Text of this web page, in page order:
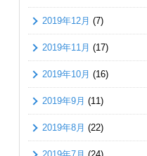
2019年12月 (7)
2019年11月 (17)
2019年10月 (16)
2019年9月 (11)
2019年8月 (22)